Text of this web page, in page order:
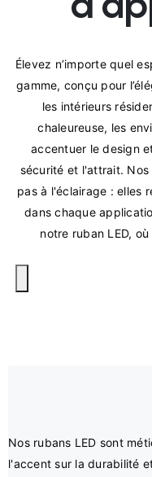
Élevez n’importe quel
gamme, conçu pour
les intérieurs
chaleureuse, les
accentuer le design
sécurité et l'attrait.
pas à l'éclairage : elles
dans chaque
Nos rubans LED sont
l'accent sur la durabilité